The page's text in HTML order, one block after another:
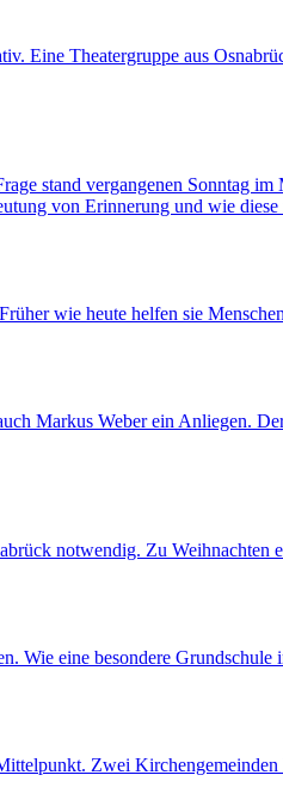
Eine Theatergruppe aus
stand vergangenen Sonntag
von Erinnerung und wie
wie heute helfen sie
Markus Weber ein Anliegen.
notwendig. Zu
Wie eine besondere
Zwei Kirchengemeinden